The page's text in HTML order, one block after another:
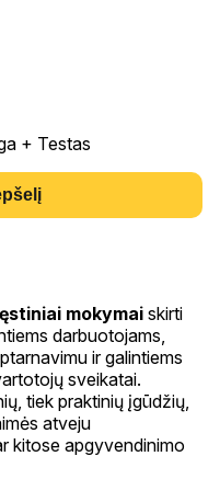
+ Testas
mokymai skirti
darbuotojams,
ir galintiems
sveikatai.
tiek praktinių įgūdžių,
atveju
kitose apgyvendinimo